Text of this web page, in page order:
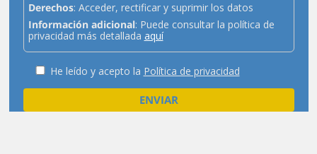
Derechos: Acceder, rectificar y suprimir los datos
Información adicional: Puede consultar la política de
privacidad más detallada aquí
He leído y acepto la Política de privacidad